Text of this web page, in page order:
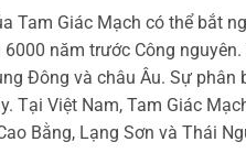
Tam Giác Mạch có thể bắt
năm trước Công
Đông và châu Âu. Sự
Tại Việt Nam, Tam Giác
Bằng, Lạng Sơn và Thái